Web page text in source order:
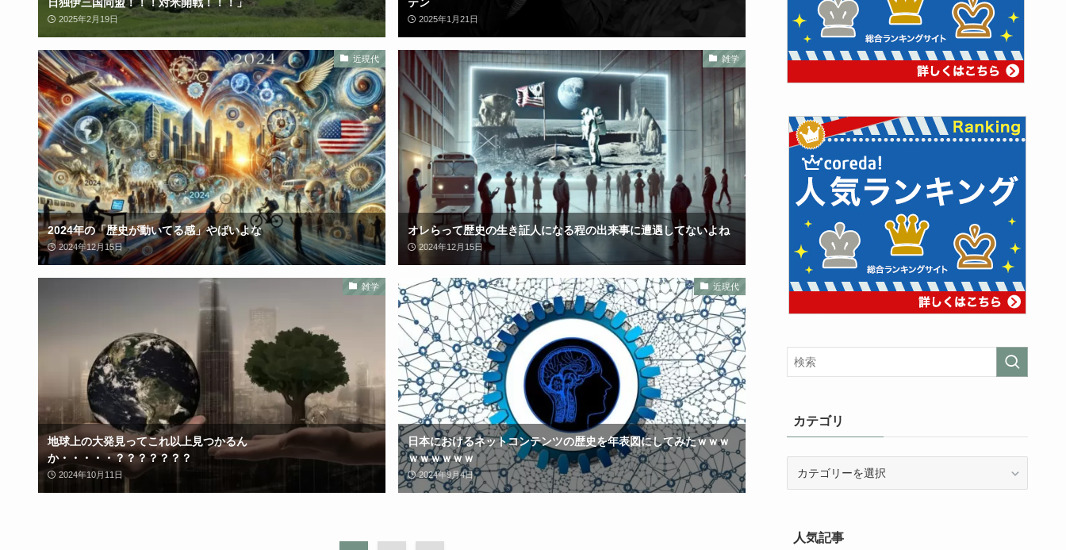
2025年2月19日 2025年1月21日
近現代
2024年の「歴史が動いてる感」やばいよな
2024年12月15日
雑学
オレらって歴史の生き証人になる程の出来事に遭遇してないよね
2024年12月15日
雑学
地球上の大発見ってこれ以上見つかるん
か・・・・・？？？？？？？
2024年10月11日
近現代
日本におけるネットコンテンツの歴史を年表図にしてみたｗｗｗ
ｗｗｗｗｗｗ
2024年9月4日
カテゴリ
人気記事